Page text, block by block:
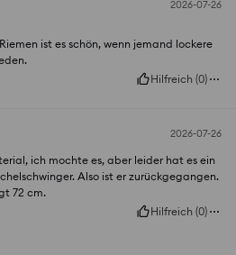
2026-07-26
ist es schön, wenn jemand lockere
Hilfreich (0)
2026-07-26
ich mochte es, aber leider hat es ein
Also ist er zurückgegangen.
72 cm.
Hilfreich (0)